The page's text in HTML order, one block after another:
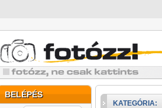
BELÉPÉS
KATEGÓRIA: